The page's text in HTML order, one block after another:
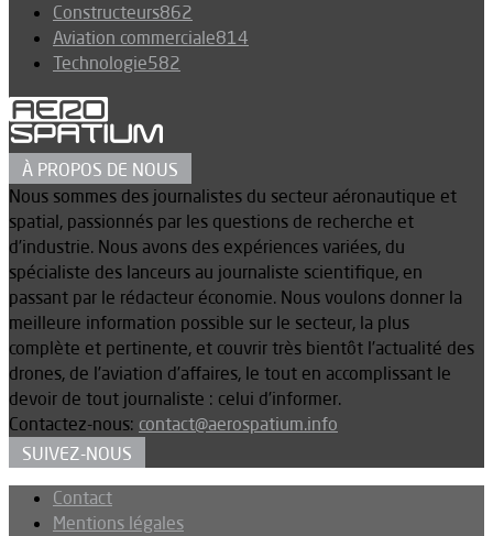
Constructeurs862
Aviation commerciale814
Technologie582
À PROPOS DE NOUS
Nous sommes des journalistes du secteur aéronautique et
spatial, passionnés par les questions de recherche et
d’industrie. Nous avons des expériences variées, du
spécialiste des lanceurs au journaliste scientifique, en
passant par le rédacteur économie. Nous voulons donner la
meilleure information possible sur le secteur, la plus
complète et pertinente, et couvrir très bientôt l’actualité des
drones, de l’aviation d’affaires, le tout en accomplissant le
devoir de tout journaliste : celui d’informer.
Contactez-nous: contact@aerospatium.info
SUIVEZ-NOUS
Contact
Mentions légales